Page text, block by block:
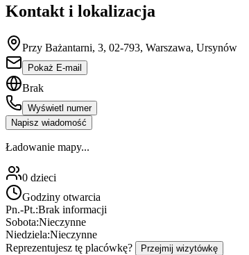
Kontakt i lokalizacja
Przy Bażantarni, 3, 02-793, Warszawa, Ursynów
Pokaż E-mail
Brak
Wyświetl numer
Napisz wiadomość
Ładowanie mapy...
0 dzieci
Godziny otwarcia
Pn.-Pt.:Brak informacji
Sobota:Nieczynne
Niedziela:Nieczynne
Reprezentujesz tę placówkę?
Przejmij wizytówkę